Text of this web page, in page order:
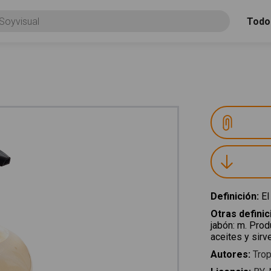
Todo
Definición:
Otras
jabón: m.
aceites y
Autores: